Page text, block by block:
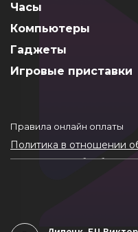
Часы
Компьютеры
Гаджеты
Игровые приставки
Правила онлайн оплаты
Политика в отношении
Согласие на обработку
Политика обработки